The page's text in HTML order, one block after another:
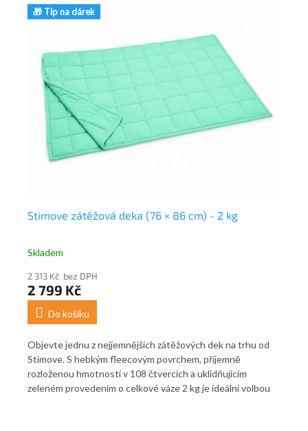
🎁 Tip na dárek
Stimove zátěžová deka (76 × 86 cm) - 2 kg
Skladem
2 313 Kč bez DPH
2 799 Kč
Do košíku
Objevte jednu z nejjemnějších zátěžových dek na trhu od
Stimove. S hebkým fleecovým povrchem, příjemně
rozloženou hmotností v 108 čtvercích a uklidňujícím
zeleném provedením o celkové váze 2 kg je ideální volbou